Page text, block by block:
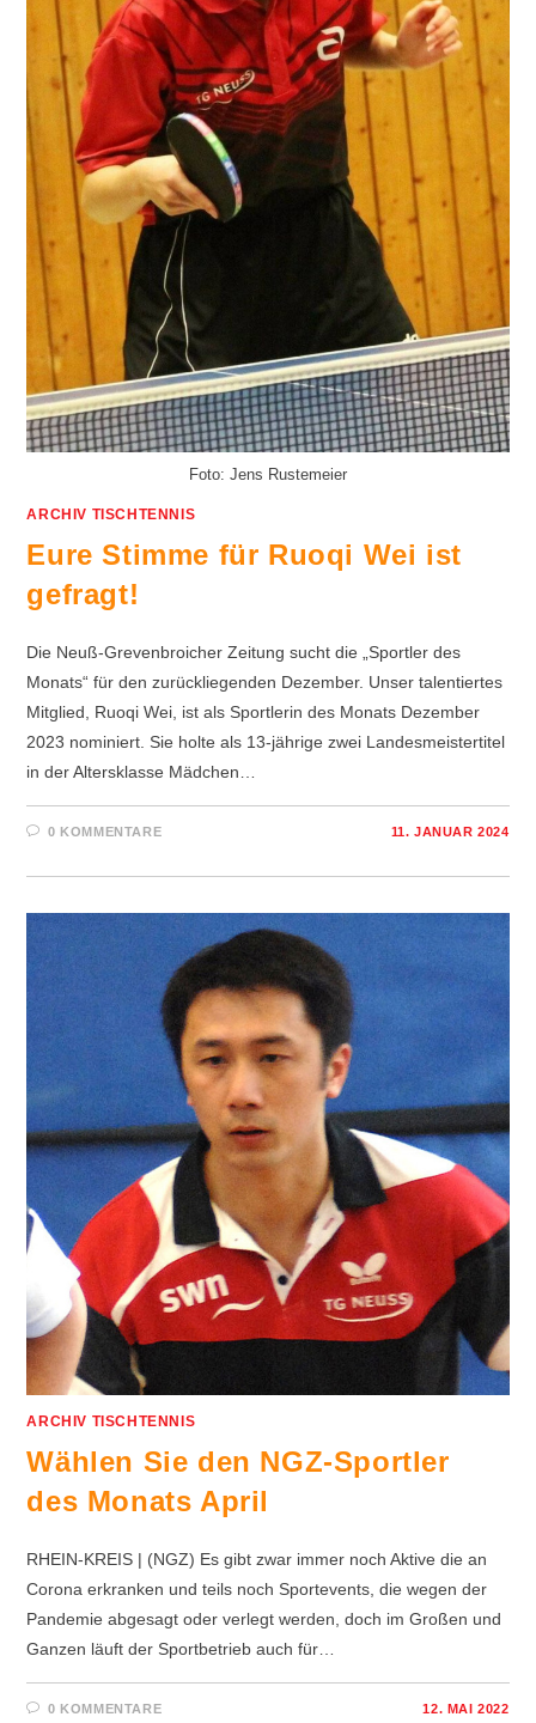
Foto: Jens Rustemeier
ARCHIV TISCHTENNIS
Eure Stimme für Ruoqi Wei ist
gefragt!
Die Neuß-Grevenbroicher Zeitung sucht die „Sportler des
Monats“ für den zurückliegenden Dezember. Unser talentiertes
Mitglied, Ruoqi Wei, ist als Sportlerin des Monats Dezember
2023 nominiert. Sie holte als 13-jährige zwei Landesmeistertitel
in der Altersklasse Mädchen…
0 KOMMENTARE 11. JANUAR 2024
ARCHIV TISCHTENNIS
Wählen Sie den NGZ-Sportler
des Monats April
RHEIN-KREIS | (NGZ) Es gibt zwar immer noch Aktive die an
Corona erkranken und teils noch Sportevents, die wegen der
Pandemie abgesagt oder verlegt werden, doch im Großen und
Ganzen läuft der Sportbetrieb auch für…
0 KOMMENTARE 12. MAI 2022